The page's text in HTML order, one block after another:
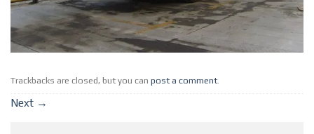
Trackbacks are closed, but you can post a comment.
Next →